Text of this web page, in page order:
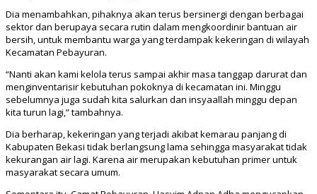
Dia menambahkan, pihaknya akan terus bersinergi dengan berbagai
sektor dan berupaya secara rutin dalam mengkoordinir bantuan air
bersih, untuk membantu warga yang terdampak kekeringan di wilayah
Kecamatan Pebayuran.
“Nanti akan kami kelola terus sampai akhir masa tanggap darurat dan
menginventarisir kebutuhan pokoknya di kecamatan ini. Minggu
sebelumnya juga sudah kita salurkan dan insyaallah minggu depan
kita turun lagi,” tambahnya.
Dia berharap, kekeringan yang terjadi akibat kemarau panjang di
Kabupaten Bekasi tidak berlangsung lama sehingga masyarakat tidak
kekurangan air lagi. Karena air merupakan kebutuhan primer untuk
masyarakat secara umum.